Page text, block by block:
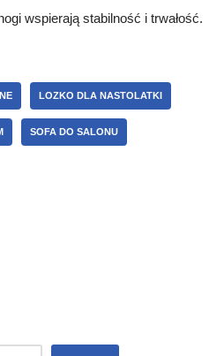
wspierają stabilność i trwałość.
LOZKO DLA NASTOLATKI
SOFA DO SALONU